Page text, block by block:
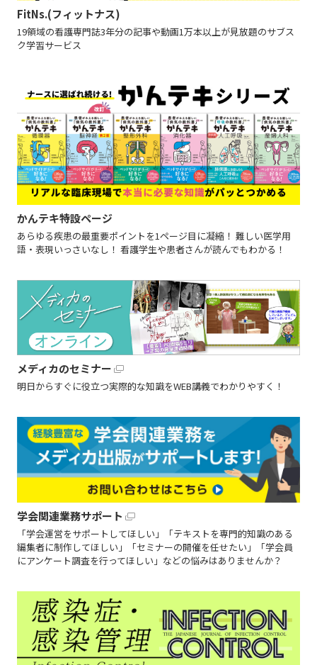
FitNs.(フィットナス)
19領域の看護専門誌3年分の記事や動画1万本以上が見放題のサブス
ク学習サービス
かんテキ特設ページ
あらゆる疾患の最重要ポイントを1ページ目に凝縮！ 難しい医学用
語・表現いっさいなし！ 看護学生や患者さんが読んでもわかる！
メディカのセミナー
明日からすぐに役立つ実際的な知識をWEB講義でわかりやすく！
学会関連業務サポート
「学会運営をサポートしてほしい」「テキストを専門的知識のある
編集者に制作してほしい」「セミナーの開催を任せたい」「学会員
にアンケート調査を行ってほしい」などの悩みはありませんか？